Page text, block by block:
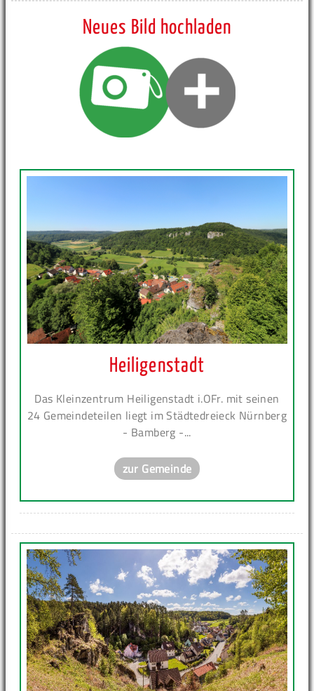
Neues Bild hochladen
Heiligenstadt
Das Kleinzentrum Heiligenstadt i.OFr. mit seinen
24 Gemeindeteilen liegt im Städtedreieck Nürnberg
- Bamberg -...
zur Gemeinde